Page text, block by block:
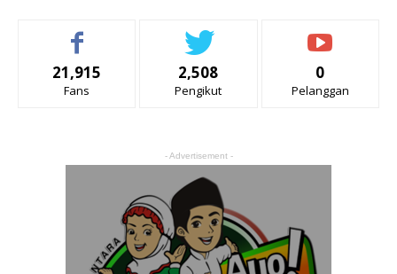
21,915
Fans
2,508
Pengikut
0
Pelanggan
- Advertisement -